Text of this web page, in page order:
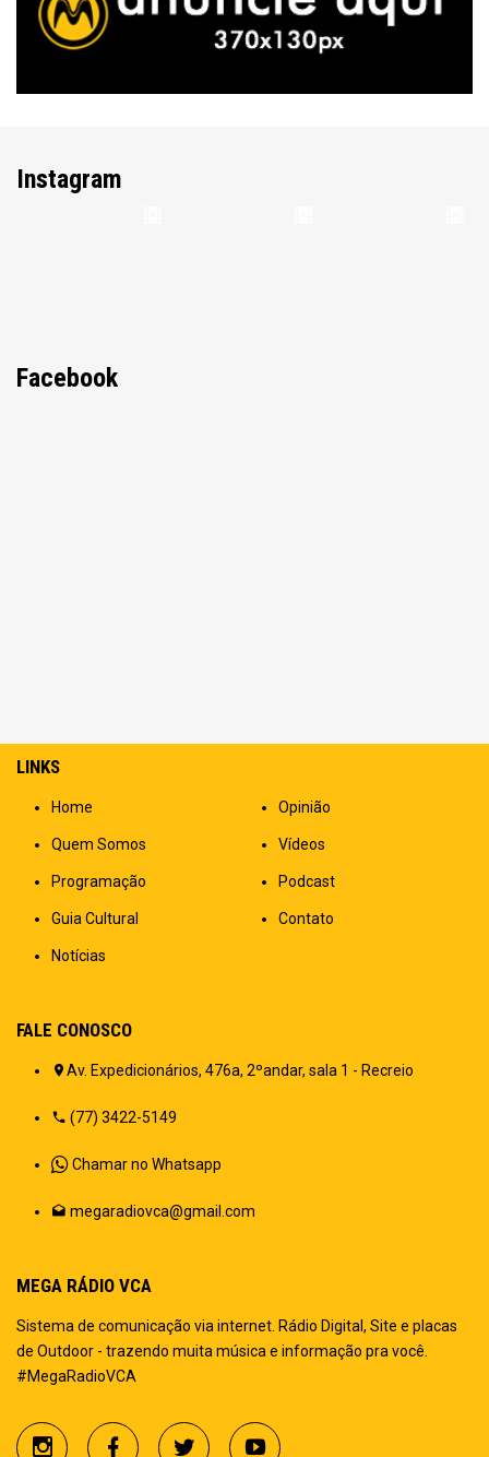
Instagram
Facebook
LINKS
Home
Quem Somos
Programação
Guia Cultural
Notícias
Opinião
Vídeos
Podcast
Contato
FALE CONOSCO
Av. Expedicionários, 476a, 2ºandar, sala 1 - Recreio
(77) 3422-5149
Chamar no Whatsapp
megaradiovca@gmail.com
MEGA RÁDIO VCA
Sistema de comunicação via internet. Rádio Digital, Site e placas
de Outdoor - trazendo muita música e informação pra você.
#MegaRadioVCA